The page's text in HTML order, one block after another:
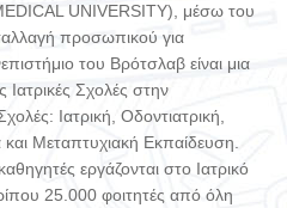
UNIVERSITY), μέσω του
προσωπικού για
του Βρότσλαβ είναι μια
Ιατρικές Σχολές στην
Ιατρική, Οδοντιατρική,
Μεταπτυχιακή Εκπαίδευση.
εργάζονται στο Ιατρικό
25.000 φοιτητές από όλη